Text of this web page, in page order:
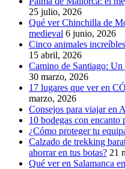
25 julio, 2026
Qué ver Chinchilla de
medieval 6 junio, 2026
Cinco animales
15 abril, 2026
Camino de Santiago:
30 marzo, 2026
17 lugares que ver en
marzo, 2026
Consejos para viajar en
10 bodegas con encanto
¿Cómo proteger tu
Calzado de trekking
ahorrar en tus botas? 21
Qué ver en Salamanca